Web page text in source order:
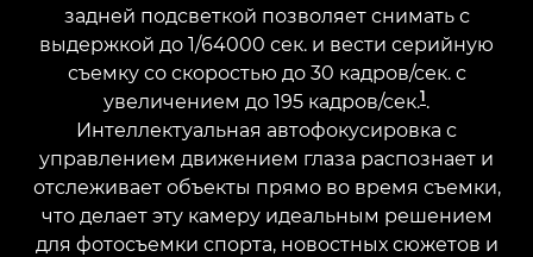
задней подсветкой позволяет снимать с
выдержкой до 1/64000 сек. и вести серийную
съемку со скоростью до 30 кадров/сек. с
увеличением до 195 кадров/сек.1.
Интеллектуальная автофокусировка с
управлением движением глаза распознает и
отслеживает объекты прямо во время съемки,
что делает эту камеру идеальным решением
для фотосъемки спорта, новостных сюжетов и